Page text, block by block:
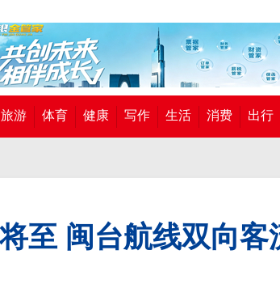
旅游 体育 健康 写作 生活 消费 出行
至 闽台航线双向客